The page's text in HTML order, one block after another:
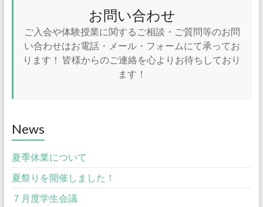
お問い合わせ
ご入会や体験授業に関するご相談・ご質問等のお問
い合わせはお電話・メール・フォームにて承ってお
ります！ 皆様からのご連絡を心よりお待ちしており
ます！
News
夏季休業について
夏祭りを開催しました！
７月度学生会議